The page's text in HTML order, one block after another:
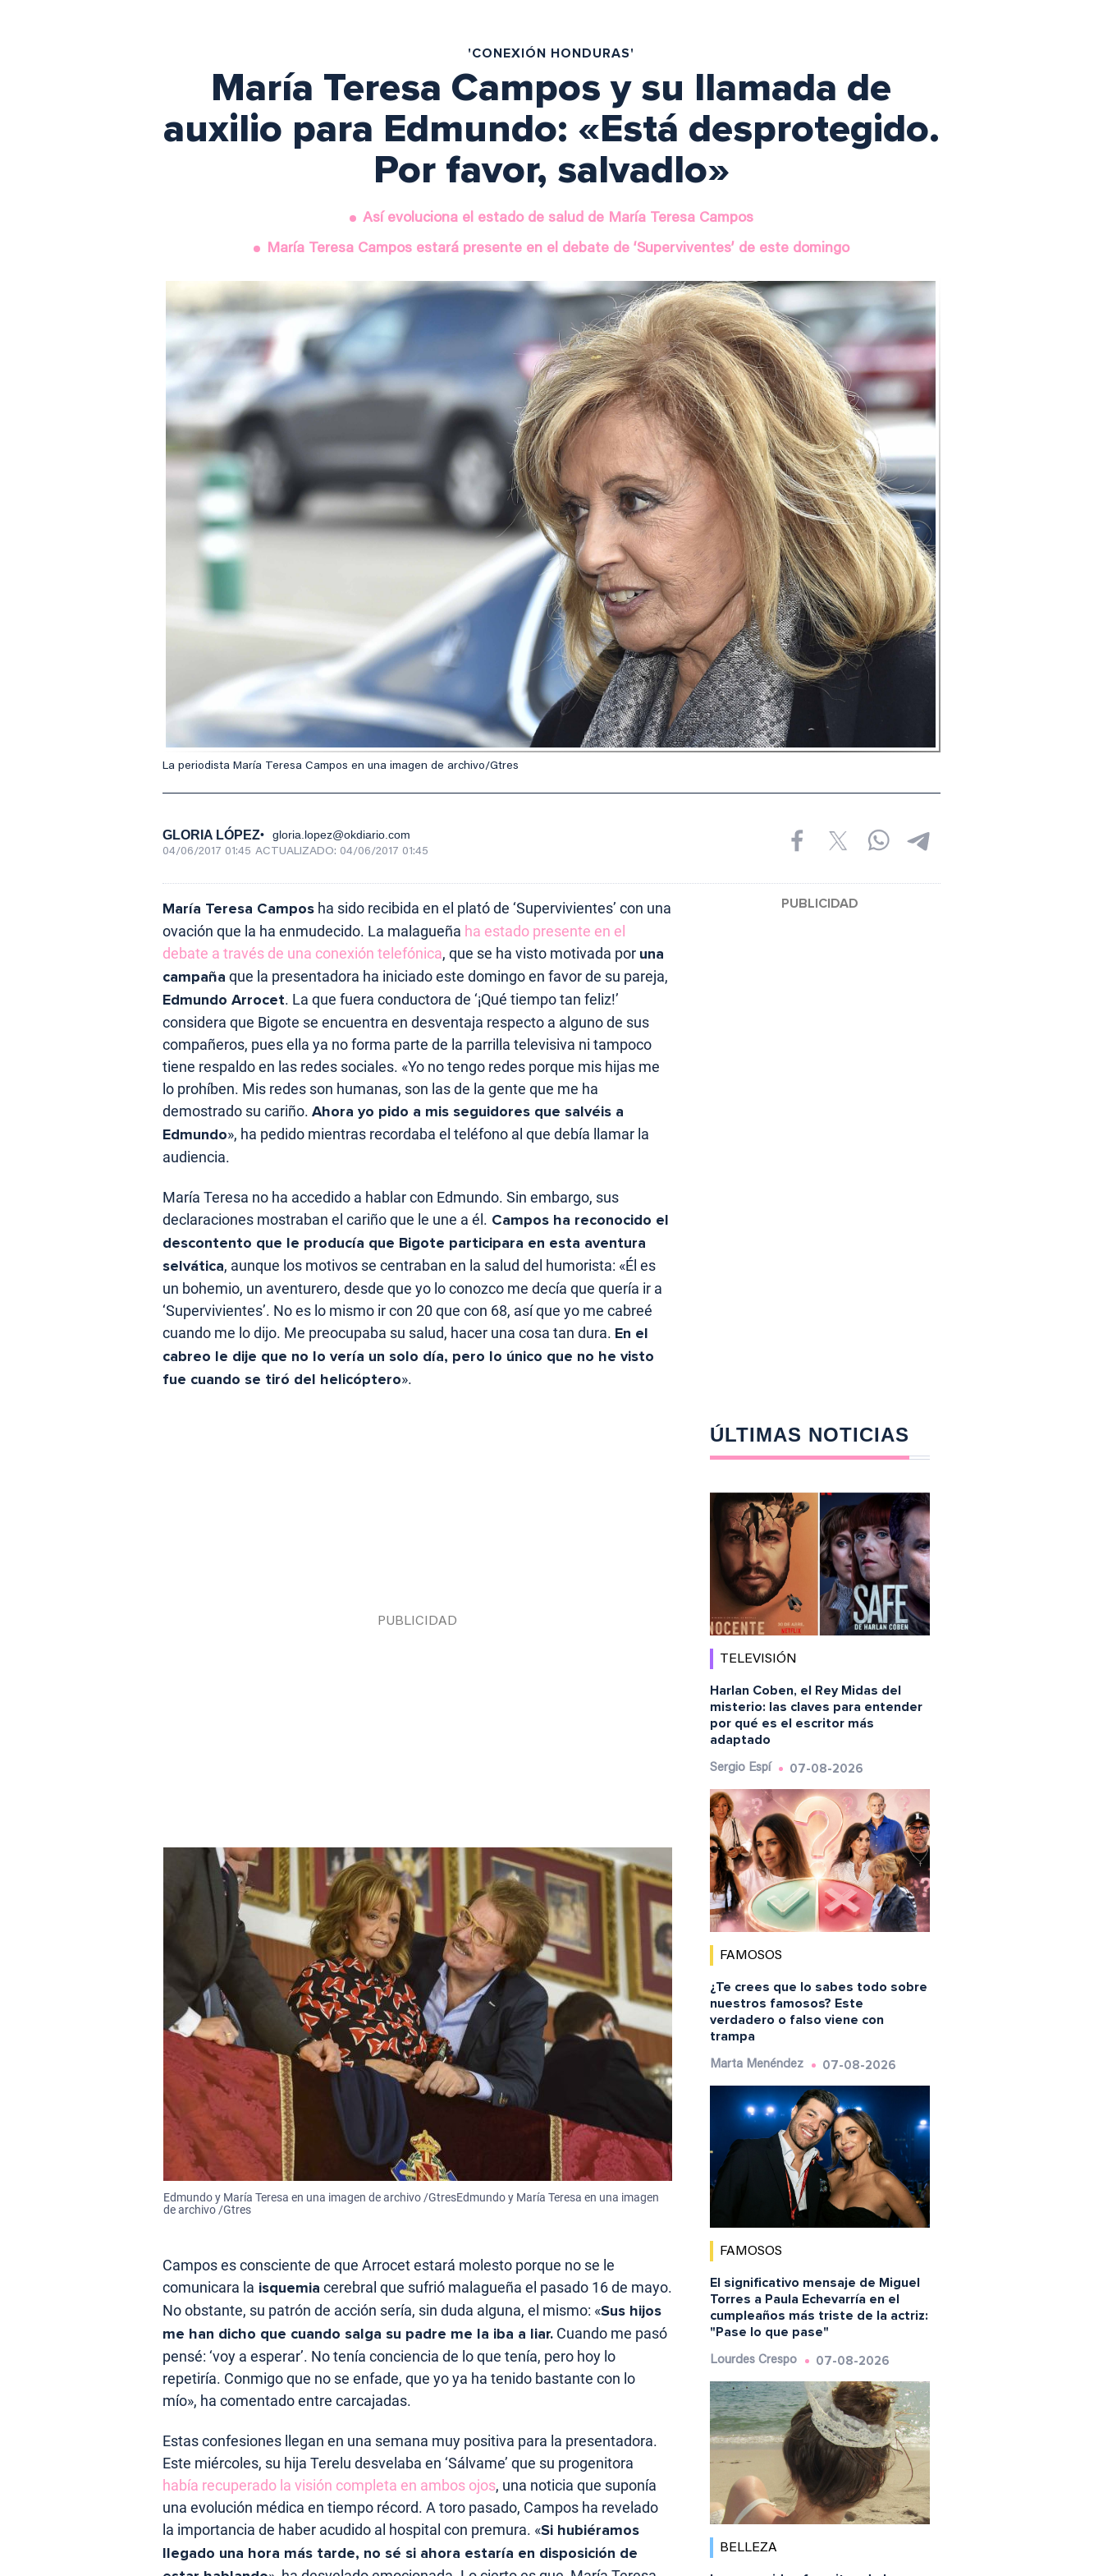
'CONEXIÓN HONDURAS'
María Teresa Campos y su llamada de
auxilio para Edmundo: «Está desprotegido.
Por favor, salvadlo»
Así evoluciona el estado de salud de María Teresa Campos
María Teresa Campos estará presente en el debate de ‘Superviventes’ de este domingo
La periodista María Teresa Campos en una imagen de archivo/Gtres
GLORIA LÓPEZ gloria.lopez@okdiario.com
04/06/2017 01:45 ACTUALIZADO: 04/06/2017 01:45
María Teresa Campos ha sido recibida en el plató de ‘Supervivientes’ con una
ovación que la ha enmudecido. La malagueña ha estado presente en el
debate a través de una conexión telefónica, que se ha visto motivada por una
campaña que la presentadora ha iniciado este domingo en favor de su pareja,
Edmundo Arrocet. La que fuera conductora de ‘¡Qué tiempo tan feliz!’
considera que Bigote se encuentra en desventaja respecto a alguno de sus
compañeros, pues ella ya no forma parte de la parrilla televisiva ni tampoco
tiene respaldo en las redes sociales. «Yo no tengo redes porque mis hijas me
lo prohíben. Mis redes son humanas, son las de la gente que me ha
demostrado su cariño. Ahora yo pido a mis seguidores que salvéis a
Edmundo», ha pedido mientras recordaba el teléfono al que debía llamar la
audiencia.
María Teresa no ha accedido a hablar con Edmundo. Sin embargo, sus
declaraciones mostraban el cariño que le une a él. Campos ha reconocido el
descontento que le producía que Bigote participara en esta aventura
selvática, aunque los motivos se centraban en la salud del humorista: «Él es
un bohemio, un aventurero, desde que yo lo conozco me decía que quería ir a
‘Supervivientes’. No es lo mismo ir con 20 que con 68, así que yo me cabreé
cuando me lo dijo. Me preocupaba su salud, hacer una cosa tan dura. En el
cabreo le dije que no lo vería un solo día, pero lo único que no he visto
fue cuando se tiró del helicóptero».
Edmundo y María Teresa en una imagen de archivo /GtresEdmundo y María Teresa en una imagen
de archivo /Gtres
Campos es consciente de que Arrocet estará molesto porque no se le
comunicara la isquemia cerebral que sufrió malagueña el pasado 16 de mayo.
No obstante, su patrón de acción sería, sin duda alguna, el mismo: «Sus hijos
me han dicho que cuando salga su padre me la iba a liar. Cuando me pasó
pensé: ‘voy a esperar’. No tenía conciencia de lo que tenía, pero hoy lo
repetiría. Conmigo que no se enfade, que yo ya ha tenido bastante con lo
mío», ha comentado entre carcajadas.
Estas confesiones llegan en una semana muy positiva para la presentadora.
Este miércoles, su hija Terelu desvelaba en ‘Sálvame’ que su progenitora
había recuperado la visión completa en ambos ojos, una noticia que suponía
una evolución médica en tiempo récord. A toro pasado, Campos ha revelado
la importancia de haber acudido al hospital con premura. «Si hubiéramos
llegado una hora más tarde, no sé si ahora estaría en disposición de
ÚLTIMAS NOTICIAS
TELEVISIÓN
Harlan Coben, el Rey Midas del
misterio: las claves para entender
por qué es el escritor más
adaptado
Sergio Espí 07-08-2026
FAMOSOS
¿Te crees que lo sabes todo sobre
nuestros famosos? Este
verdadero o falso viene con
trampa
Marta Menéndez 07-08-2026
FAMOSOS
El significativo mensaje de Miguel
Torres a Paula Echevarría en el
cumpleaños más triste de la actriz:
"Pase lo que pase"
Lourdes Crespo 07-08-2026
BELLEZA